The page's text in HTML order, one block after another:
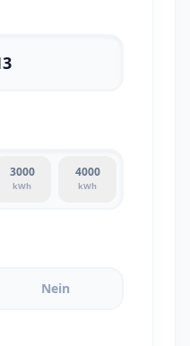
3000
kWh
4000
kWh
Nein